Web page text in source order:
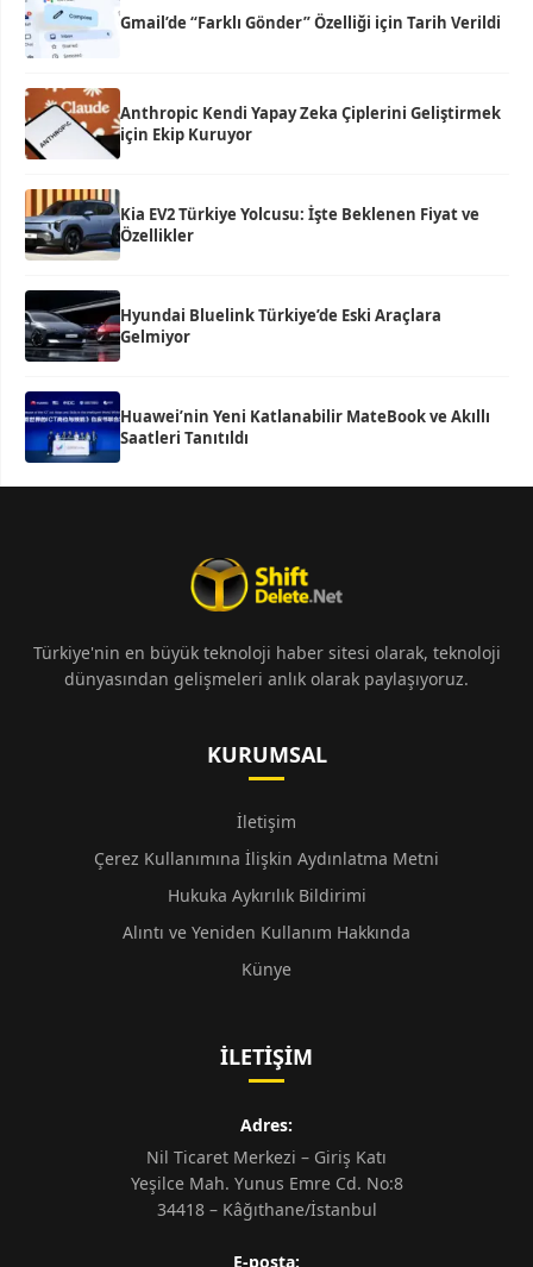
Gmail’de “Farklı Gönder” Özelliği için Tarih Verildi
Anthropic Kendi Yapay Zeka Çiplerini Geliştirmek
için Ekip Kuruyor
Kia EV2 Türkiye Yolcusu: İşte Beklenen Fiyat ve
Özellikler
Hyundai Bluelink Türkiye’de Eski Araçlara
Gelmiyor
Huawei’nin Yeni Katlanabilir MateBook ve Akıllı
Saatleri Tanıtıldı
Türkiye'nin en büyük teknoloji haber sitesi olarak, teknoloji
dünyasından gelişmeleri anlık olarak paylaşıyoruz.
KURUMSAL
İletişim
Çerez Kullanımına İlişkin Aydınlatma Metni
Hukuka Aykırılık Bildirimi
Alıntı ve Yeniden Kullanım Hakkında
Künye
İLETIŞIM
Adres:
Nil Ticaret Merkezi – Giriş Katı
Yeşilce Mah. Yunus Emre Cd. No:8
34418 – Kâğıthane/İstanbul
E-posta: